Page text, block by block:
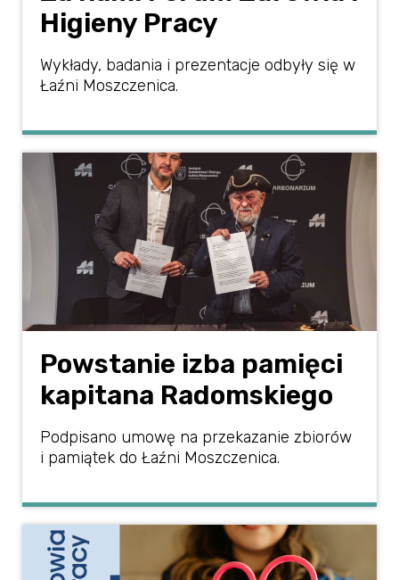
Higieny Pracy
Wykłady, badania i prezentacje odbyły się w
Łaźni Moszczenica.
Powstanie izba pamięci
kapitana Radomskiego
Podpisano umowę na przekazanie zbiorów
i pamiątek do Łaźni Moszczenica.